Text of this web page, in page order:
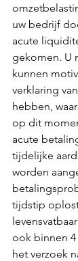
uw bedrijf
acute
gekomen. U
kunnen
verklaring
hebben,
op dit
acute
tijdelijke
worden
tijdstip
ook binnen 4
het verzoek